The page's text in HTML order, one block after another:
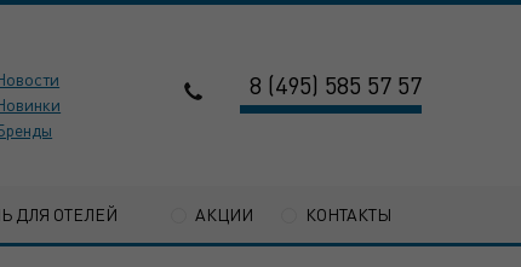
8 (495) 585 57 57
ДЛЯ ОТЕЛЕЙ АКЦИИ КОНТАКТЫ